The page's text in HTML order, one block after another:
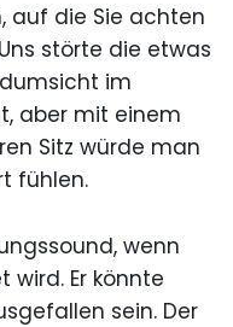
auf die Sie achten
störte die etwas
im
aber mit einem
Sitz würde man
fühlen.
wenn
Er könnte
sein. Der